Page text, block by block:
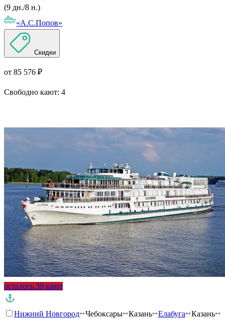
(9 дн./8 н.)
«А.С.Попов»
Скидки
от 85 576 ₽
Свободно кают: 4
осталось 39 кают
Нижний Новгород Чебоксары Казань Елабуга
Казань